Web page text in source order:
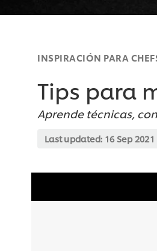
INSPIRACIÓN PARA
Tips para
Aprende técnicas,
Last updated: 16 Sep 2021